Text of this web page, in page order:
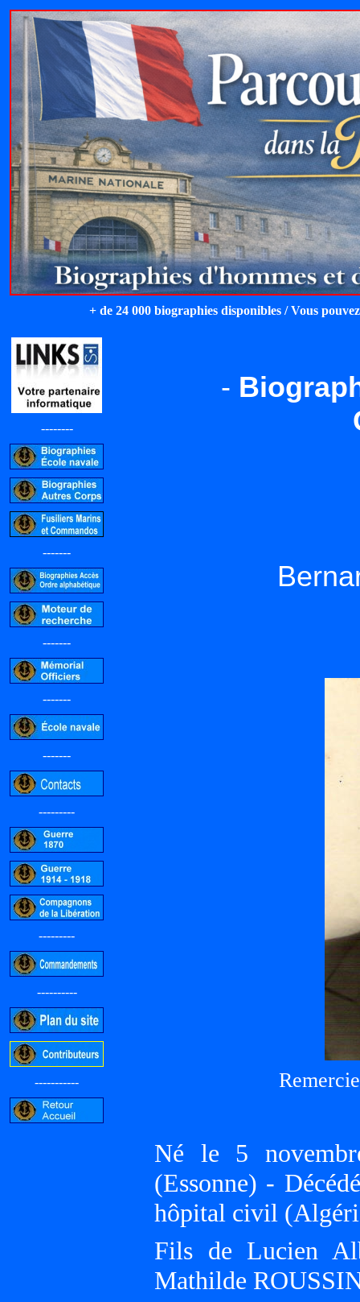
+ de 24 000 biographies disponibles / Vous
--------
-------
-------
-------
-------
---------
---------
----------
-----------
-
Né le 5
(Essonne) -
hôpital civil
Fils de Lucien
Mathilde